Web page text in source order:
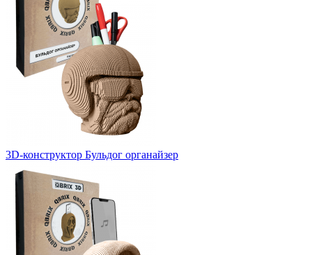
3D-конструктор Бульдог органайзер